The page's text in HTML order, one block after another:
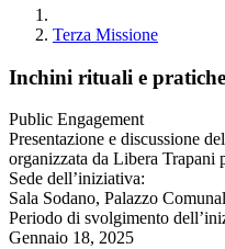
Terza Missione
Inchini rituali e
Public Engagement
Presentazione e discussione
organizzata da Libera Trapani
Sede dell’iniziativa:
Sala Sodano, Palazzo
Periodo di svolgimento
Gennaio 18, 2025